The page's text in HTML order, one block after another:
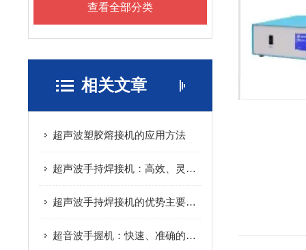
查看全部分类
相关文章
超声波塑胶熔接机的应用方法
超声波手持焊接机：高效、灵活的焊接解决方案
超声波手持焊接机的优势主要体现在这些方面
超音波手握机：快速、准确的无损检测工具